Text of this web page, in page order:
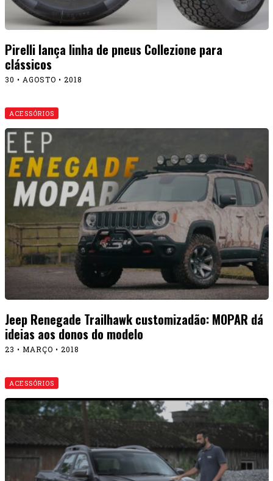
Pirelli lança linha de pneus Collezione para
clássicos
30 • AGOSTO • 2018
ACESSÓRIOS
Jeep Renegade Trailhawk customizadão: MOPAR dá
ideias aos donos do modelo
23 • MARÇO • 2018
ACESSÓRIOS